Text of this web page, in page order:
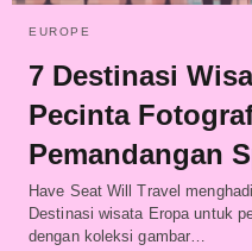
EUROPE
7 Destinasi
Pecinta
Pemandangan
Have Seat Will Travel
Destinasi wisata Eropa untuk
dengan koleksi gambar…